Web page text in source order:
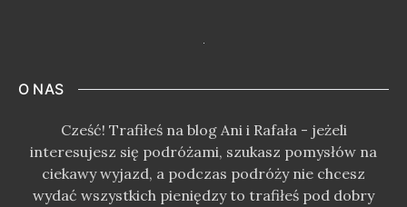
O NAS
Cześć! Trafiłeś na blog Ani i Rafała - jeżeli
interesujesz się podróżami, szukasz pomysłów na
ciekawy wyjazd, a podczas podróży nie chcesz
wydać wszystkich pieniędzy to trafiłeś pod dobry